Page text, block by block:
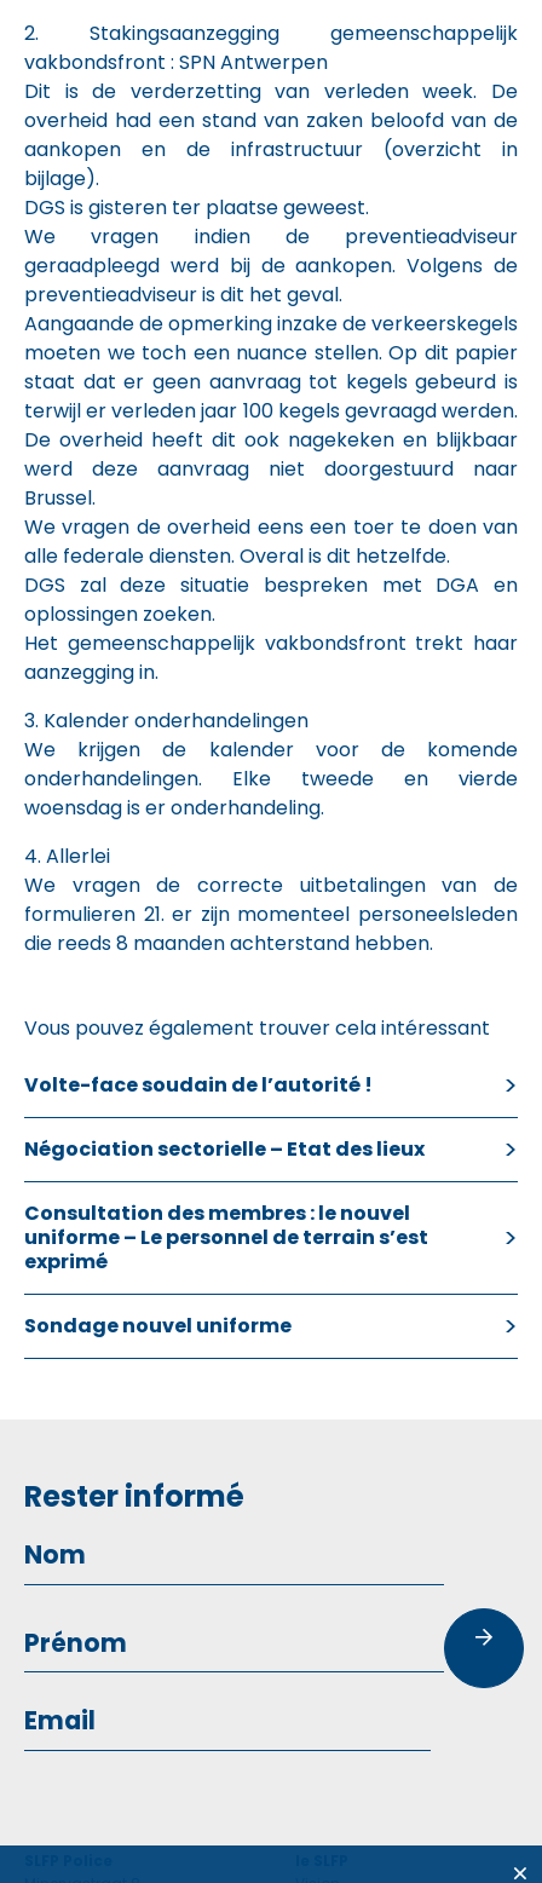
2. Stakingsaanzegging gemeenschappelijk
vakbondsfront : SPN Antwerpen
Dit is de verderzetting van verleden week. De
overheid had een stand van zaken beloofd van de
aankopen en de infrastructuur (overzicht in
bijlage).
DGS is gisteren ter plaatse geweest.
We vragen indien de preventieadviseur
geraadpleegd werd bij de aankopen. Volgens de
preventieadviseur is dit het geval.
Aangaande de opmerking inzake de verkeerskegels
moeten we toch een nuance stellen. Op dit papier
staat dat er geen aanvraag tot kegels gebeurd is
terwijl er verleden jaar 100 kegels gevraagd werden.
De overheid heeft dit ook nagekeken en blijkbaar
werd deze aanvraag niet doorgestuurd naar
Brussel.
We vragen de overheid eens een toer te doen van
alle federale diensten. Overal is dit hetzelfde.
DGS zal deze situatie bespreken met DGA en
oplossingen zoeken.
Het gemeenschappelijk vakbondsfront trekt haar
aanzegging in.
3. Kalender onderhandelingen
We krijgen de kalender voor de komende
onderhandelingen. Elke tweede en vierde
woensdag is er onderhandeling.
4. Allerlei
We vragen de correcte uitbetalingen van de
formulieren 21. er zijn momenteel personeelsleden
die reeds 8 maanden achterstand hebben.
Vous pouvez également trouver cela intéressant
Volte-face soudain de l’autorité !
Négociation sectorielle – Etat des lieux
Consultation des membres : le nouvel
uniforme – Le personnel de terrain s’est
exprimé
Sondage nouvel uniforme
Rester informé